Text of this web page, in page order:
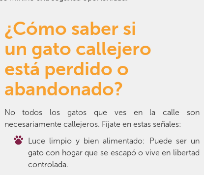
¿Cómo saber si
un gato callejero
está perdido o
abandonado?
No todos los gatos que ves en la calle son
necesariamente callejeros. Fíjate en estas señales:
Luce limpio y bien alimentado: Puede ser un
gato con hogar que se escapó o vive en libertad
controlada.